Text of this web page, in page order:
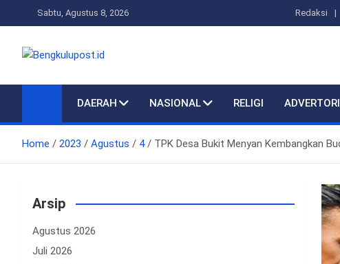
to
Sabtu, Agustus 8, 2026 Redaksi
Bengkulupost.id
DAERAH NASIONAL RELIGI
Home 2023 Agustus 4 TPK Desa Bukit Menyan Kembangkan
Arsip
Agustus 2026
Juli 2026